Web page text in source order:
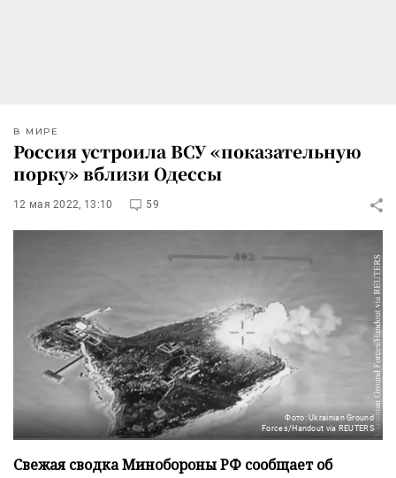
В МИРЕ
Россия устроила ВСУ «показательную
порку» вблизи Одессы
12 мая 2022, 13:10 59
Фото: Ukrainian Ground
Forces/Handout via REUTERS
Свежая сводка Минобороны РФ сообщает об